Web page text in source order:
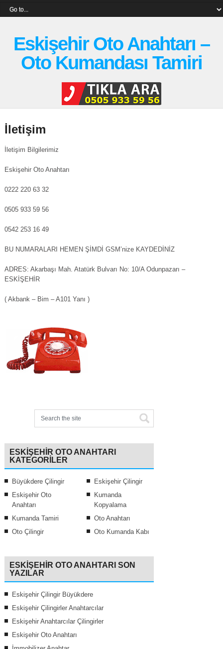
Eskişehir Oto Anahtarı –
Oto Kumandası Tamiri
İletişim
İletişim Bilgilerimiz
Eskişehir Oto Anahtarı
0222 220 63 32
0505 933 59 56
0542 253 16 49
BU NUMARALARI HEMEN ŞİMDİ GSM’nize KAYDEDİNİZ
ADRES: Akarbaşı Mah. Atatürk Bulvarı No: 10/A Odunpazarı –
ESKİŞEHİR
( Akbank – Bim – A101 Yanı )
ESKIŞEHIR OTO ANAHTARI
KATEGORILER
Büyükdere Çilingir
Eskişehir Çilingir
Eskişehir Oto
Anahtarı
Kumanda
Kopyalama
Kumanda Tamiri
Oto Anahtarı
Oto Çilingir
Oto Kumanda Kabı
ESKIŞEHIR OTO ANAHTARI SON
YAZILAR
Eskişehir Çilingir Büyükdere
Eskişehir Çilingirler Anahtarcılar
Eskişehir Anahtarcılar Çilingirler
Eskişehir Oto Anahtarı